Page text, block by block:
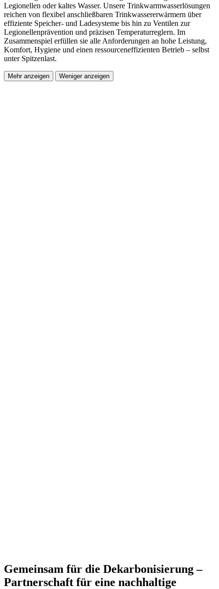
Legionellen oder kaltes Wasser. Unsere Trinkwarmwasserlösungen
reichen von flexibel anschließbaren Trinkwassererwärmern über
effiziente Speicher- und Ladesysteme bis hin zu Ventilen zur
Legionellenprävention und präzisen Temperaturreglern. Im
Zusammenspiel erfüllen sie alle Anforderungen an hohe Leistung,
Komfort, Hygiene und einen ressourceneffizienten Betrieb – selbst
unter Spitzenlast.
Mehr anzeigen Weniger anzeigen
Gemeinsam für die Dekarbonisierung –
Partnerschaft für eine nachhaltige